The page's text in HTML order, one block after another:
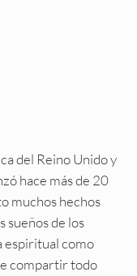
del Reino Unido y
hace más de 20
muchos hechos
sueños de los
espiritual como
compartir todo